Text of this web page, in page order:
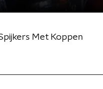
Met Koppen